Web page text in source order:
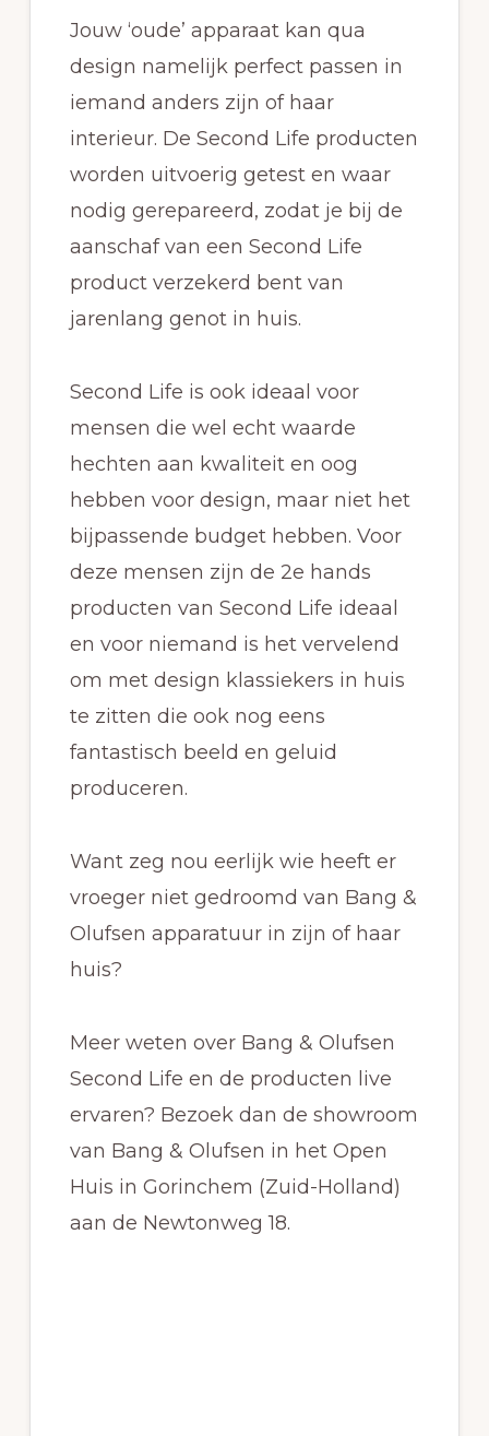
Jouw ‘oude’ apparaat kan qua
design namelijk perfect passen in
iemand anders zijn of haar
interieur. De Second Life producten
worden uitvoerig getest en waar
nodig gerepareerd, zodat je bij de
aanschaf van een Second Life
product verzekerd bent van
jarenlang genot in huis.
Second Life is ook ideaal voor
mensen die wel echt waarde
hechten aan kwaliteit en oog
hebben voor design, maar niet het
bijpassende budget hebben. Voor
deze mensen zijn de 2e hands
producten van Second Life ideaal
en voor niemand is het vervelend
om met design klassiekers in huis
te zitten die ook nog eens
fantastisch beeld en geluid
produceren.
Want zeg nou eerlijk wie heeft er
vroeger niet gedroomd van Bang &
Olufsen apparatuur in zijn of haar
huis?
Meer weten over Bang & Olufsen
Second Life en de producten live
ervaren? Bezoek dan de showroom
van Bang & Olufsen in het Open
Huis in Gorinchem (Zuid-Holland)
aan de Newtonweg 18.